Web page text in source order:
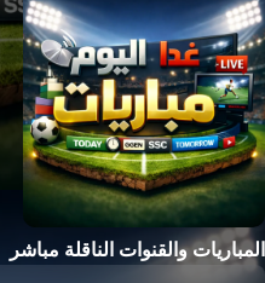
المباريات والقنوات الناقلة مباشر